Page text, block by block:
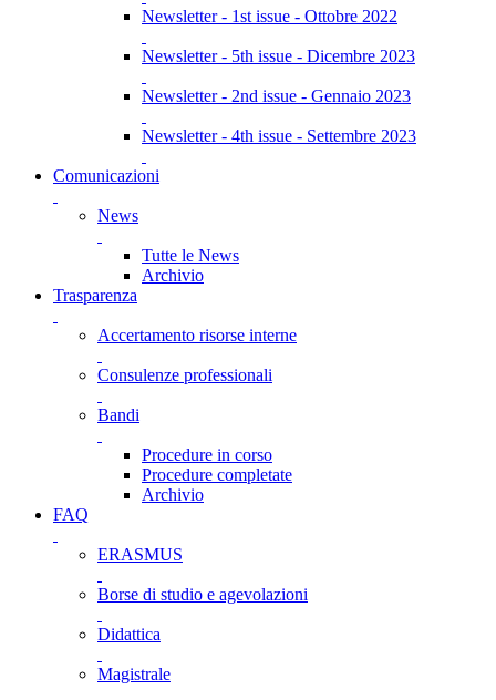
Newsletter - 1st issue - Ottobre 2022
Newsletter - 5th issue - Dicembre 2023
Newsletter - 2nd issue - Gennaio 2023
Newsletter - 4th issue - Settembre 2023
Comunicazioni
News
Tutte le News
Archivio
Trasparenza
Accertamento risorse interne
Consulenze professionali
Bandi
Procedure in corso
Procedure completate
Archivio
FAQ
ERASMUS
Borse di studio e agevolazioni
Didattica
Magistrale